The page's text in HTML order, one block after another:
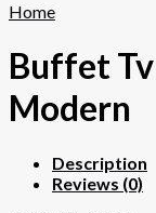
Home
Buffet
Modern
Description
Reviews (0)